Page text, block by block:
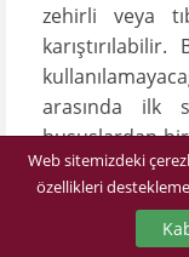
zehirli veya
arasında ilk
hususlardan
elde
tarafından
Web sitemizdeki
özellikleri